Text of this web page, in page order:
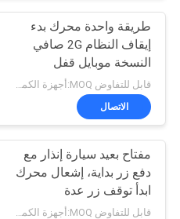
خريطة
الموقع
PRIVACY
POLICY
طريقة واحدة محرك بدء
إيقاف النظام 2G صافي
النسخة موبايل قفل
مركزي التطبيق
قابل للتفاوض MOQ:أجهزة الكمبيوتر 1
الاتصال
مفتاح بعيد سيارة إنذار مع
دفع زر بداية، إشعال محرك
ابدأ توقف زر عدة